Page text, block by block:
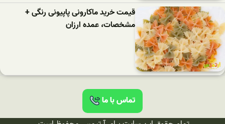
قیمت خرید ماکارونی پاپیونی رنگی +
مشخصات، عمده ارزان
تماس با ما